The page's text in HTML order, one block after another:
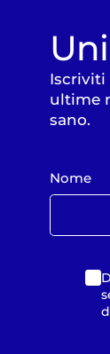
Iscriviti
ultime
sano.
Nome